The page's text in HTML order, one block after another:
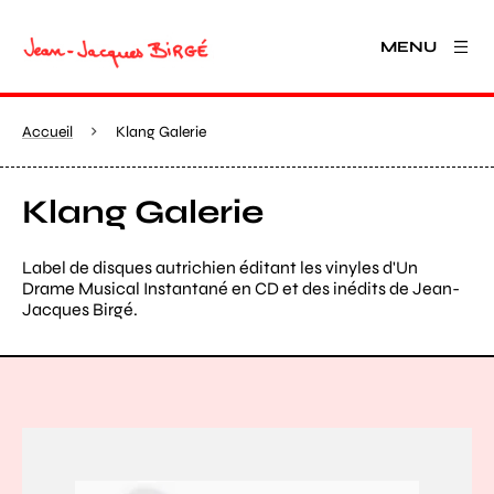
MENU
Accueil Klang Galerie
Klang Galerie
Label de disques autrichien éditant les vinyles d'Un
Drame Musical Instantané en CD et des inédits de Jean-
Jacques Birgé.